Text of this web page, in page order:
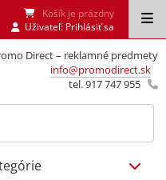
Direct – reklamné predmety
info@promodirect.sk
tel. 917 747 955
Košík je prázdny
Uživateľ: Prihlásiť sa